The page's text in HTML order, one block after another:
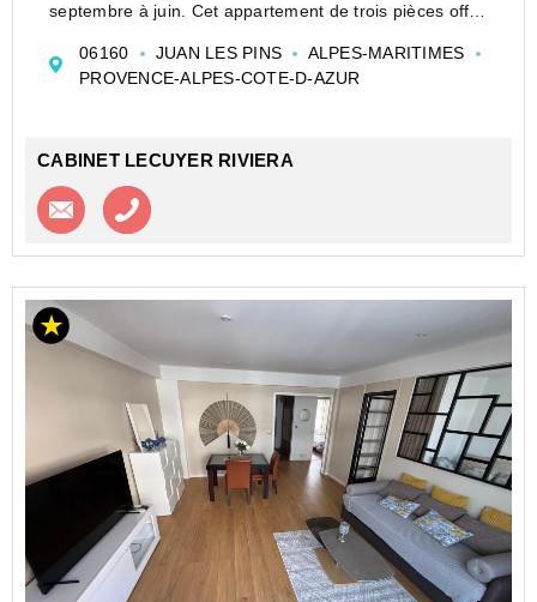
septembre à juin. Cet appartement de trois pièces offre
allie à la fois le charme d'un parc verd...
06160 JUAN LES PINS
ALPES-MARITIMES
PROVENCE-ALPES-COTE-D-AZUR
CABINET LECUYER RIVIERA
Contacter l'agence